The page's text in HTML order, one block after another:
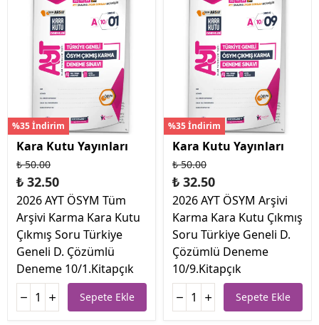
%35 İndirim
Kara Kutu Yayınları
₺ 50.00
₺ 32.50
2026 AYT ÖSYM Tüm
Arşivi Karma Kara Kutu
Çıkmış Soru Türkiye
Geneli D. Çözümlü
Deneme 10/1.Kitapçık
Sepete Ekle
%35 İndirim
Kara Kutu Yayınları
₺ 50.00
₺ 32.50
2026 AYT ÖSYM Arşivi
Karma Kara Kutu Çıkmış
Soru Türkiye Geneli D.
Çözümlü Deneme
10/9.Kitapçık
Sepete Ekle